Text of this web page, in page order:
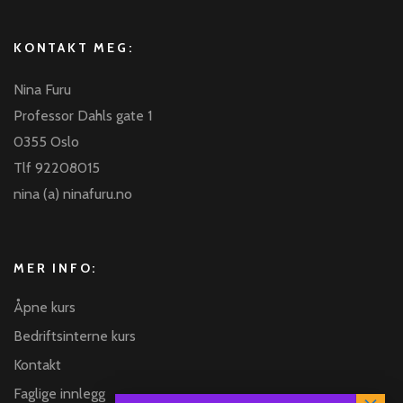
KONTAKT MEG:
Nina Furu
Professor Dahls gate 1
0355 Oslo
Tlf 92208015
nina (a) ninafuru.no
MER INFO:
Åpne kurs
Bedriftsinterne kurs
Kontakt
Faglige innlegg